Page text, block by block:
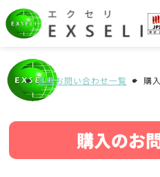
各種お問い合わせ一覧 購
購入のお